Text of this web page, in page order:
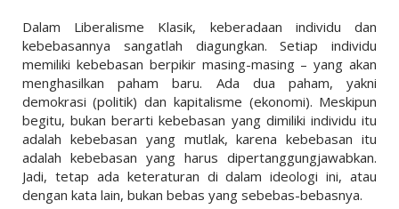
Dalam Liberalisme Klasik, keberadaan individu dan
kebebasannya sangatlah diagungkan. Setiap individu
memiliki kebebasan berpikir masing-masing – yang akan
menghasilkan paham baru. Ada dua paham, yakni
demokrasi (politik) dan kapitalisme (ekonomi). Meskipun
begitu, bukan berarti kebebasan yang dimiliki individu itu
adalah kebebasan yang mutlak, karena kebebasan itu
adalah kebebasan yang harus dipertanggungjawabkan.
Jadi, tetap ada keteraturan di dalam ideologi ini, atau
dengan kata lain, bukan bebas yang sebebas-bebasnya.